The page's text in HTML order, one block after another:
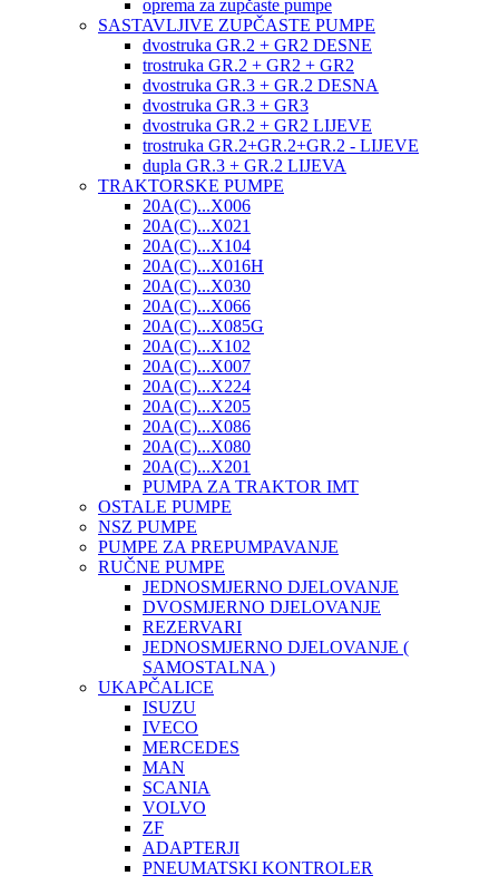
oprema za zupčaste pumpe
SASTAVLJIVE ZUPČASTE PUMPE
dvostruka GR.2 + GR2 DESNE
trostruka GR.2 + GR2 + GR2
dvostruka GR.3 + GR.2 DESNA
dvostruka GR.3 + GR3
dvostruka GR.2 + GR2 LIJEVE
trostruka GR.2+GR.2+GR.2 - LIJEVE
dupla GR.3 + GR.2 LIJEVA
TRAKTORSKE PUMPE
20A(C)...X006
20A(C)...X021
20A(C)...X104
20A(C)...X016H
20A(C)...X030
20A(C)...X066
20A(C)...X085G
20A(C)...X102
20A(C)...X007
20A(C)...X224
20A(C)...X205
20A(C)...X086
20A(C)...X080
20A(C)...X201
PUMPA ZA TRAKTOR IMT
OSTALE PUMPE
NSZ PUMPE
PUMPE ZA PREPUMPAVANJE
RUČNE PUMPE
JEDNOSMJERNO DJELOVANJE
DVOSMJERNO DJELOVANJE
REZERVARI
JEDNOSMJERNO DJELOVANJE (
SAMOSTALNA )
UKAPČALICE
ISUZU
IVECO
MERCEDES
MAN
SCANIA
VOLVO
ZF
ADAPTERJI
PNEUMATSKI KONTROLER